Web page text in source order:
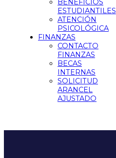
BENEFICIOS
ESTUDIANTILES
ATENCIÓN
PSICOLÓGICA
FINANZAS
CONTACTO
FINANZAS
BECAS
INTERNAS
SOLICITUD
ARANCEL
AJUSTADO